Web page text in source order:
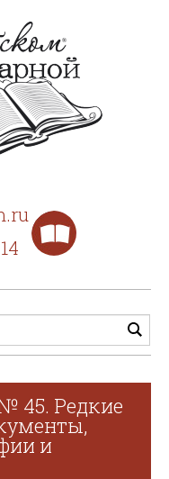
45. Редкие
и